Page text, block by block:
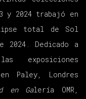
y 2024 trabajó en
total de Sol
Dedicado a
exposiciones
Paley, Londres
en Galería OMR,